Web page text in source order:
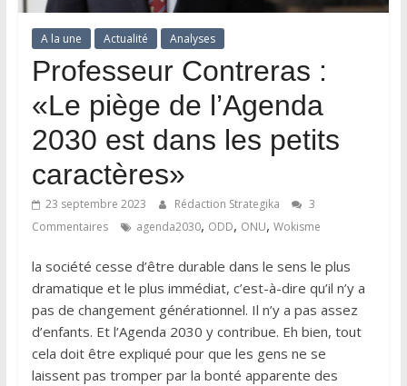
A la une Actualité Analyses
Professeur Contreras :
«Le piège de l’Agenda
2030 est dans les petits
caractères»
23 septembre 2023 Rédaction Strategika
3
Commentaires
agenda2030, ODD, ONU, Wokisme
la société cesse d’être durable dans le sens le plus
dramatique et le plus immédiat, c’est-à-dire qu’il n’y a
pas de changement générationnel. Il n’y a pas assez
d’enfants. Et l’Agenda 2030 y contribue. Eh bien, tout
cela doit être expliqué pour que les gens ne se
laissent pas tromper par la bonté apparente des